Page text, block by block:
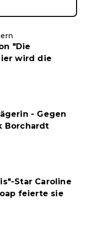
"Die
wird die
- Gegen
Borchardt
Star Caroline
feierte sie